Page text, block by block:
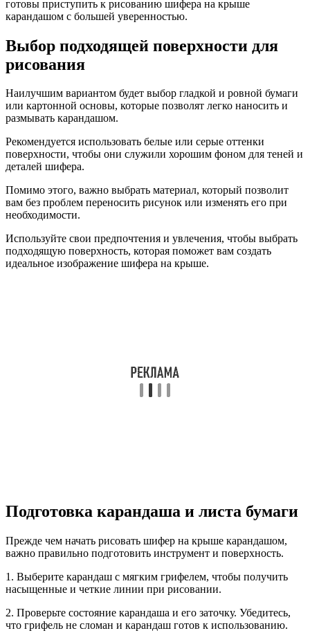
готовы приступить к рисованию шифера на крыше
карандашом с большей уверенностью.
Выбор подходящей поверхности для
рисования
Наилучшим вариантом будет выбор гладкой и ровной бумаги
или картонной основы, которые позволят легко наносить и
размывать карандашом.
Рекомендуется использовать белые или серые оттенки
поверхности, чтобы они служили хорошим фоном для теней и
деталей шифера.
Помимо этого, важно выбрать материал, который позволит
вам без проблем переносить рисунок или изменять его при
необходимости.
Используйте свои предпочтения и увлечения, чтобы выбрать
подходящую поверхность, которая поможет вам создать
идеальное изображение шифера на крыше.
Подготовка карандаша и листа бумаги
Прежде чем начать рисовать шифер на крыше карандашом,
важно правильно подготовить инструмент и поверхность.
1. Выберите карандаш с мягким грифелем, чтобы получить
насыщенные и четкие линии при рисовании.
2. Проверьте состояние карандаша и его заточку. Убедитесь,
что грифель не сломан и карандаш готов к использованию.